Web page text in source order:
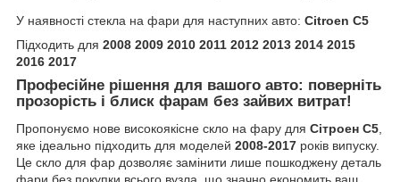
У наявності стекла на фари для наступних авто: Citroen C5
Підходить для 2008 2009 2010 2011 2012 2013 2014 2015
2016 2017
Професійне рішення для вашого авто: поверніть
прозорість і блиск фарам без зайвих витрат!
Пропонуємо нове високоякісне скло на фару для Сітроен С5,
яке ідеально підходить для моделей 2008-2017 років випуску.
Це скло для фар дозволяє замінити лише пошкоджену деталь